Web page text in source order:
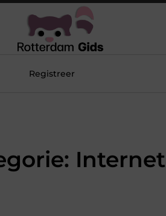
Registreer
Internet